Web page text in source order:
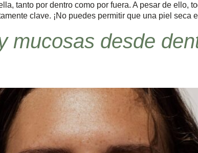
tanto por dentro como por fuera. A pesar de ello,
clave. ¡No puedes permitir que una piel seca
mucosas desde